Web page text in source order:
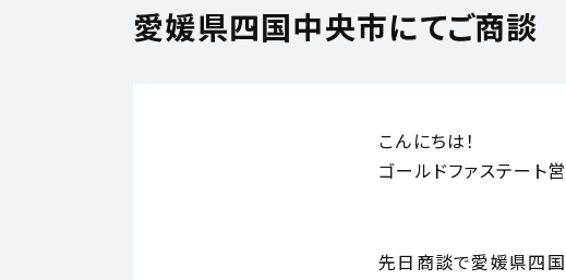
愛媛県四国中央市にてご商談
こんにちは！
ゴールドファステート
先日商談で愛媛県四